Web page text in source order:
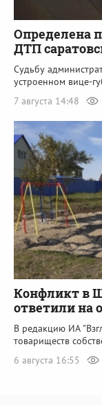
Определена
ДТП
Судьбу
устроенном вице-
7 августа 14:48
Конфликт в
ответили на
В редакцию ИА
товариществ
6 августа 16:55